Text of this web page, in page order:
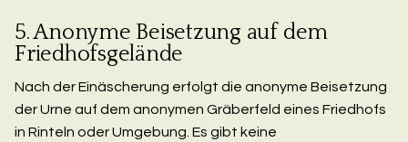
5. Anonyme Beisetzung auf dem
Friedhofsgelände
Nach der Einäscherung erfolgt die anonyme Beisetzung
der Urne auf dem anonymen Gräberfeld eines Friedhofs
in Rinteln oder Umgebung. Es gibt keine